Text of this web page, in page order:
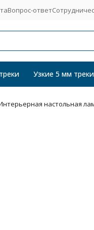
Вопрос-ответ
Узкие 5 мм треки
настольная